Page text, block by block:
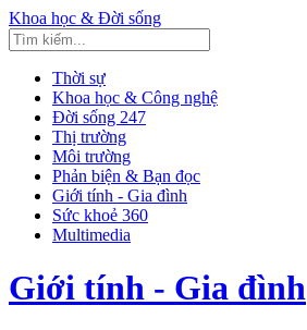
Khoa học & Đời sống
Thời sự
Khoa học & Công nghệ
Đời sống 247
Thị trường
Môi trường
Phản biện & Bạn đọc
Giới tính - Gia đình
Sức khoẻ 360
Multimedia
Giới tính - Gia đình